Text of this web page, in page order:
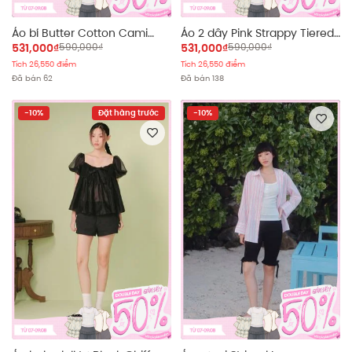
Áo bí Butter Cotton Cami
Puff Top
531,000₫590,000₫
Tích 26,550 điểm
Đã bán 62
Áo 2 dây Pink Strappy Tiered
Top
531,000₫590,000₫
Tích 26,550 điểm
Đã bán 138
-10% Đặt hàng trước -10%